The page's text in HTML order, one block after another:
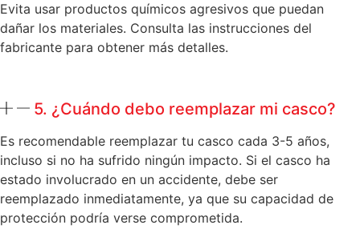
Evita usar productos químicos agresivos que puedan
dañar los materiales. Consulta las instrucciones del
fabricante para obtener más detalles.
5. ¿Cuándo debo reemplazar mi casco?
Es recomendable reemplazar tu casco cada 3-5 años,
incluso si no ha sufrido ningún impacto. Si el casco ha
estado involucrado en un accidente, debe ser
reemplazado inmediatamente, ya que su capacidad de
protección podría verse comprometida.